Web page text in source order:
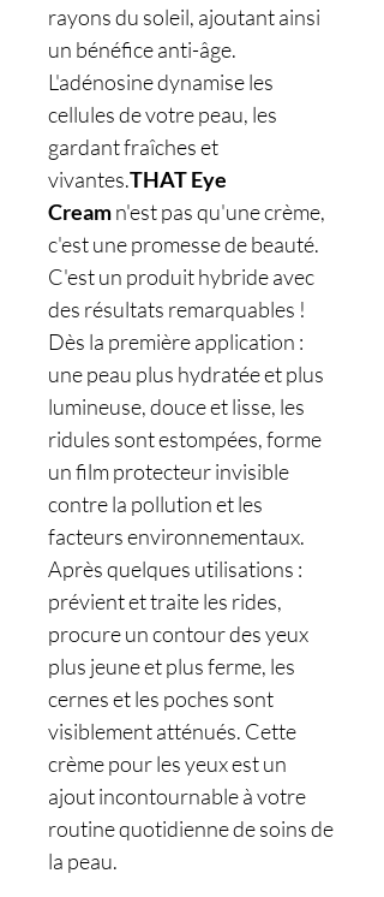
rayons du soleil, ajoutant ainsi
un bénéfice anti-âge.
L'adénosine dynamise les
cellules de votre peau, les
gardant fraîches et
vivantes.THAT Eye
Creamn'est pas qu'une crème,
c'est une promesse de beauté.
C'est un produit hybride avec
des résultats remarquables !
Dès la première application :
une peau plus hydratée et plus
lumineuse, douce et lisse, les
ridules sont estompées, forme
un film protecteur invisible
contre la pollution et les
facteurs environnementaux.
Après quelques utilisations :
prévient et traite les rides,
procure un contour des yeux
plus jeune et plus ferme, les
cernes et les poches sont
visiblement atténués. Cette
crème pour les yeux est un
ajout incontournable à votre
routine quotidienne de soins de
la peau.